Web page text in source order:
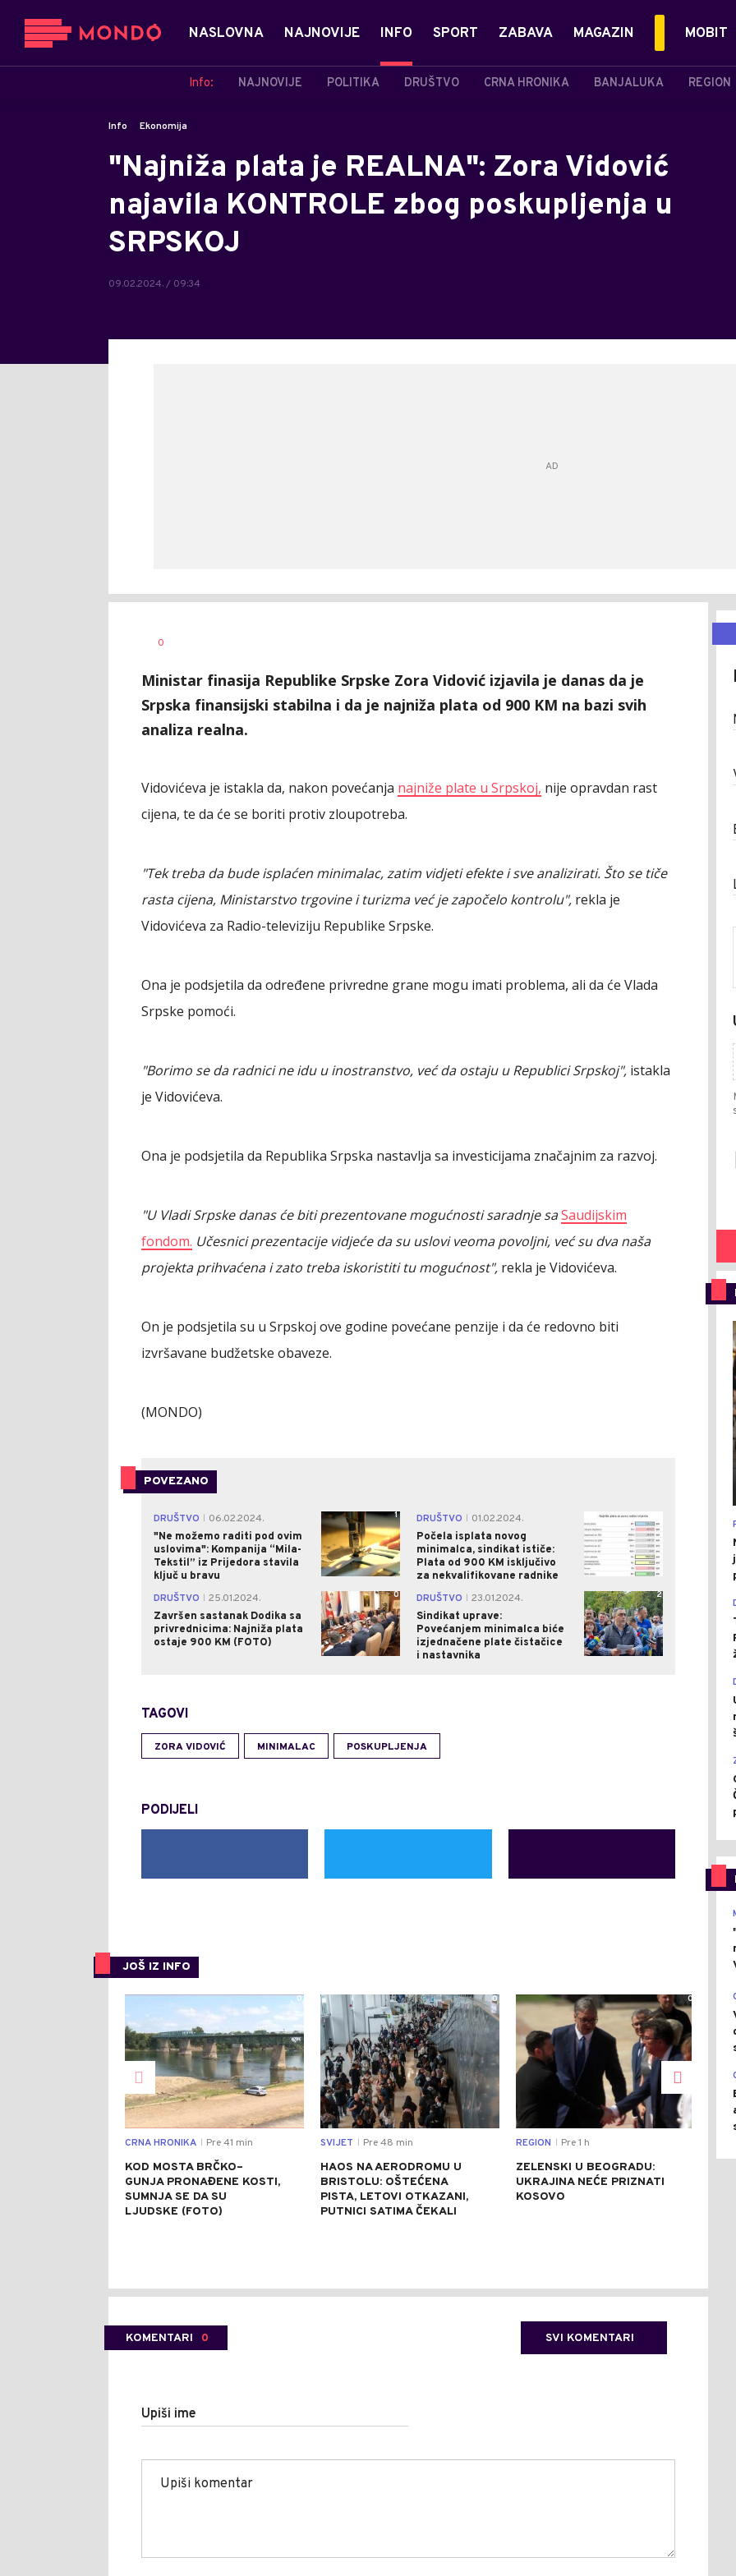
NASLOVNA NAJNOVIJE INFO
Info: NAJNOVIJE POLITIKA DRUŠTVO CRNA HRONIKA BANJALUKA REGION
SPORT ZABAVA MAGAZIN MOBIT
Info Ekonomija
"Najniža plata je REALNA": Zora Vidović
najavila KONTROLE zbog poskupljenja u
SRPSKOJ
09.02.2024. / 09:34
AUTOR
0
Ministar finasija Republike Srpske Zora Vidović izjavila je danas da je
Srpska finansijski stabilna i da je najniža plata od 900 KM na bazi svih
analiza realna.
Vidovićeva je istakla da, nakon povećanja najniže plate u Srpskoj, nije opravdan rast
cijena, te da će se boriti protiv zloupotreba.
"Tek treba da bude isplaćen minimalac, zatim vidjeti efekte i sve analizirati. Što se tiče
rasta cijena, Ministarstvo trgovine i turizma već je započelo kontrolu", rekla je
Vidovićeva za Radio-televiziju Republike Srpske.
Ona je podsjetila da određene privredne grane mogu imati problema, ali da će Vlada
Srpske pomoći.
"Borimo se da radnici ne idu u inostranstvo, već da ostaju u Republici Srpskoj", istakla
je Vidovićeva.
Ona je podsjetila da Republika Srpska nastavlja sa investicijama značajnim za razvoj.
"U Vladi Srpske danas će biti prezentovane mogućnosti saradnje saSaudijskim
fondom. Učesnici prezentacije vidjeće da su uslovi veoma povoljni, već su dva naša
projekta prihvaćena i zato treba iskoristiti tu mogućnost", rekla je Vidovićeva.
On je podsjetila su u Srpskoj ove godine povećane penzije i da će redovno biti
izvršavane budžetske obaveze.
(MONDO)
POVEZANO
DRUŠTVO
06.02.2024.
"Ne možemo raditi pod ovim
uslovima": Kompanija “Mila-
Tekstil” iz Prijedora stavila
ključ u bravu
1 DRUŠTVO
01.02.2024.
Počela isplata novog
minimalca, sindikat ističe:
Plata od 900 KM isključivo
za nekvalifikovane radnike
DRUŠTVO
25.01.2024.
Završen sastanak Dodika sa
privrednicima: Najniža plata
ostaje 900 KM (FOTO)
0 DRUŠTVO
23.01.2024.
Sindikat uprave:
Povećanjem minimalca biće
izjednačene plate čistačice
i nastavnika
2
TAGOVI
ZORA VIDOVIĆ MINIMALAC POSKUPLJENJA
PODIJELI
JOŠ IZ INFO
0
CRNA HRONIKA Pre 41 min
KOD MOSTA BRČKO–
GUNJA PRONAĐENE KOSTI,
SUMNJA SE DA SU
LJUDSKE (FOTO)
0
SVIJET Pre 48 min
HAOS NA AERODROMU U
BRISTOLU: OŠTEĆENA
PISTA, LETOVI OTKAZANI,
PUTNICI SATIMA ČEKALI
0
REGION Pre 1 h
ZELENSKI U BEOGRADU:
UKRAJINA NEĆE PRIZNATI
KOSOVO
KOMENTARI 0 SVI KOMENTARI
Upiši ime